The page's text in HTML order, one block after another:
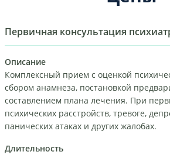
Первичная консультация
Описание
Комплексный прием с оценкой
сбором анамнеза, постановкой
составлением плана лечения. При
психических расстройств, тревоге,
панических атаках и других жалобах.
Длительность